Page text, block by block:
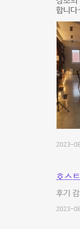
합니
2023-
호스
후기
2023-